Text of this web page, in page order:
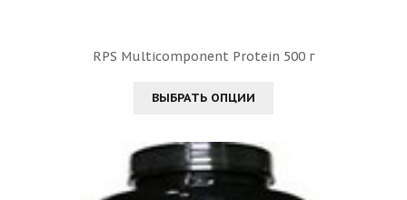
RPS Multicomponent Protein 500 г
ВЫБРАТЬ ОПЦИИ